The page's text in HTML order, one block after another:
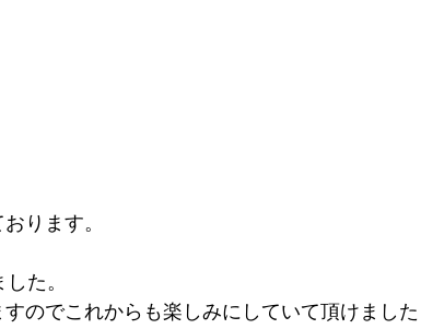
ります。
た。
のでこれからも楽しみにしていて頂けました